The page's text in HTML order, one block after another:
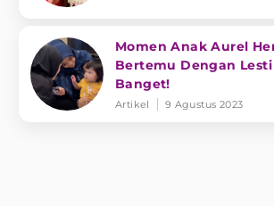
Momen Anak Aurel
Bertemu Dengan Lesti
Banget!
Artikel 9 Agustus 2023